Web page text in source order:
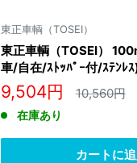
東正車輌（TOSEI）
東正車輌（TOSEI）
車/自在/ｽﾄｯﾊﾟｰ付/ｽﾃﾝﾚ
販
売
価
格
9,504円 通
10,560円
在庫あり
カートに